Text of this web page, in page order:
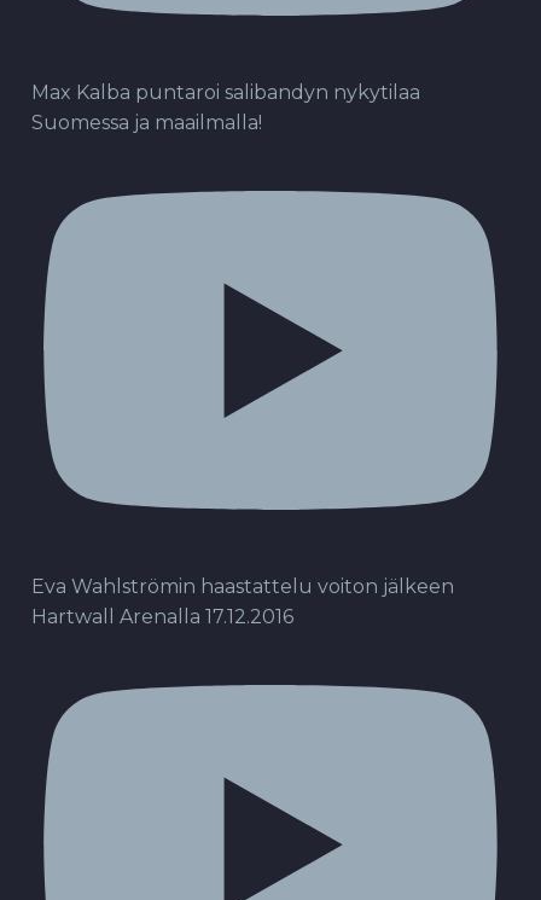
Max Kalba puntaroi salibandyn nykytilaa
Suomessa ja maailmalla!
Eva Wahlströmin haastattelu voiton jälkeen
Hartwall Arenalla 17.12.2016